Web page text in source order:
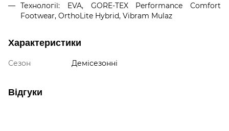
Технології: EVA, GORE-TEX Performance Comfort
Footwear, OrthoLite Hybrid, Vibram Mulaz
Характеристики
Сезон Демісезонні
Відгуки